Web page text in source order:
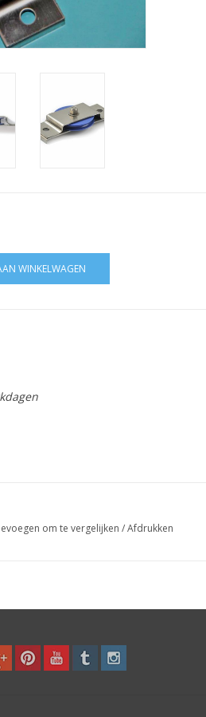
WINKELWAGEN
om te vergelijken /Afdrukken